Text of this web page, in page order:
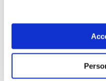
Leader della
crescono di più